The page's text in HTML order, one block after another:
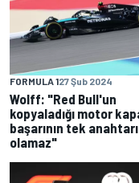
FORMULA 127 Şub 2024
Wolff: "Red Bull'un
kopyaladığı motor
başarının tek anahtarı
olamaz"